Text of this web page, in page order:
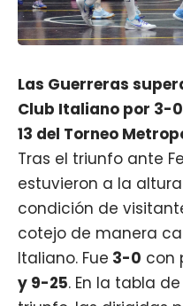
Las Guerreras
Club Italiano por 3-
13 del Torneo
Tras el triunfo ante
estuvieron a la
condición de
cotejo de manera
Italiano. Fue 3-0 con
y 9-25. En la tabla